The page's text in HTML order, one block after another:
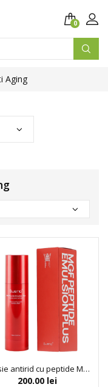
0
Aging
Emulsie antirid cu peptide MGF pentru hidratarea tenului, Bueno, 100 ml
200.00 lei